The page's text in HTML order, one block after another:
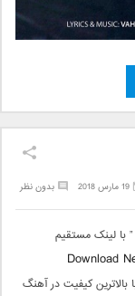
بدون نظر 19 مارس 2018
” با لینک مستقیم
Download
بالاترین کیفیت در آهنگ